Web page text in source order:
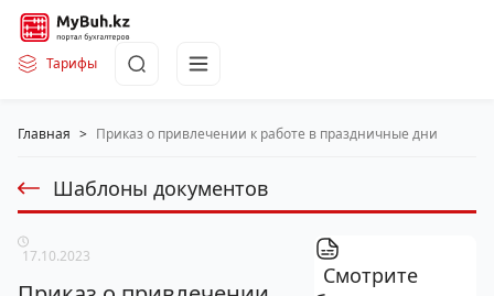
Тарифы
Главная > Приказ о привлечении к работе в праздничные дни
Шаблоны документов
17.10.2023
Смотрите